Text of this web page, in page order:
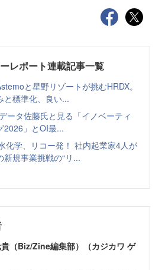
レポート連載記事一覧
と星野リゾートが挑むHRDX。
と標準化、良い...
ータ佐藤氏と見る「イノベーティ
2026」とOI最...
化学、リコー発！ 社内起業家4人が
規事業挑戦の“リ...
（Biz/Zine編集部）（カジカワ ゲ